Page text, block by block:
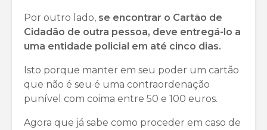
Por outro lado, se encontrar o Cartão de
Cidadão de outra pessoa, deve entregá-lo a
uma entidade policial em até cinco dias.
Isto porque manter em seu poder um cartão
que não é seu é uma contraordenação
punível com coima entre 50 e 100 euros.
Agora que já sabe como proceder em caso de